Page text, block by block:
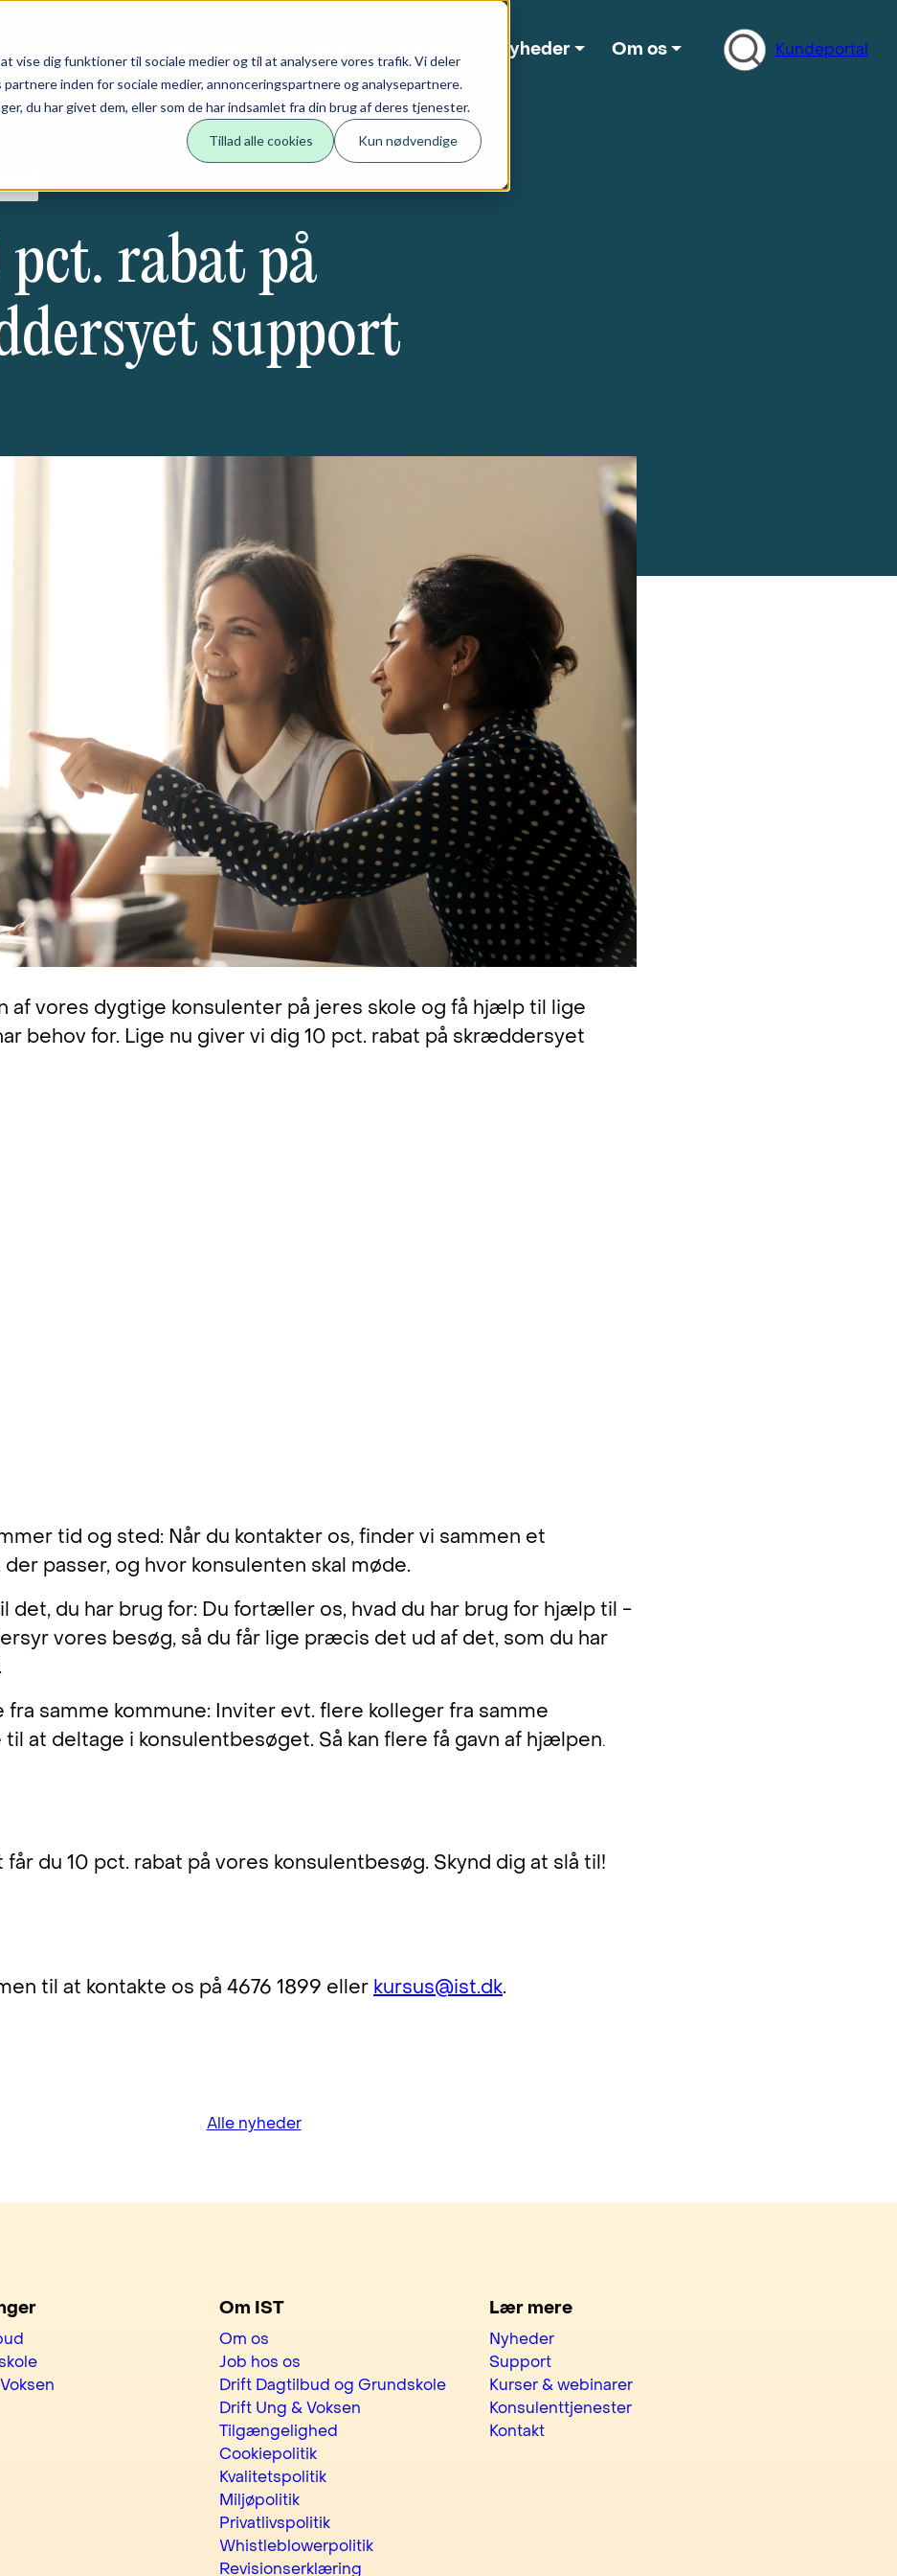
vise dig funktioner til sociale medier og til at analysere vores trafik. Vi deler
inden for sociale medier, annonceringspartnere og analysepartnere.
du har givet dem, eller som de har indsamlet fra din brug af deres tjenester.
Tillad alle cookies Kun nødvendige
Nyheder Om os Search
Kundeportal
pct. rabat på
support
af vores dygtige konsulenter på jeres skole og få hjælp til lige
behov for. Lige nu giver vi dig 10 pct. rabat på skræddersyet
tid og sted: Når du kontakter os, finder vi sammen et
passer, og hvor konsulenten skal møde.
det, du har brug for: Du fortæller os, hvad du har brug for hjælp til -
vores besøg, så du får lige præcis det ud af det, som du har
fra samme kommune: Inviter evt. flere kolleger fra samme
til at deltage i konsulentbesøget. Så kan flere få gavn af hjælpen.
får du 10 pct. rabat på vores konsulentbesøg. Skynd dig at slå til!
til at kontakte os på 4676 1899 ellerkursus@ist.dk.
Alle nyheder
Om IST
Om os
Job hos os
Drift Dagtilbud og Grundskole
Drift Ung & Voksen
Tilgængelighed
Cookiepolitik
Kvalitetspolitik
Miljøpolitik
Privatlivspolitik
Whistleblowerpolitik
Revisionserklæring
Lær mere
Nyheder
Support
Kurser & webinarer
Konsulenttjenester
Kontakt